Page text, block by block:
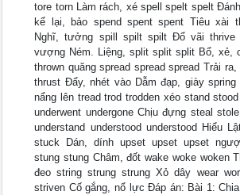
tore torn Làm rách, xé spell spelt spelt
kể lại, bảo spend spent spent Tiêu xài
Nghĩ, tưởng spill spilt spilt Đổ vãi thrive
vượng Ném. Liệng, split split split Bổ, xẻ,
thrown quăng spread spread spread Trải
thrust Đẩy, nhét vào Dẫm đạp, giày spring
nẩng lên tread trod trodden xéo stand
underwent undergone Chịu đựng steal
understand understood understood Hiểu
stuck Dán, dính upset upset upset
stung stung Châm, đốt wake woke woken
đeo string strung strung Xỏ dây wear
striven Cố gắng, nổ lực Đáp án: Bài 1: